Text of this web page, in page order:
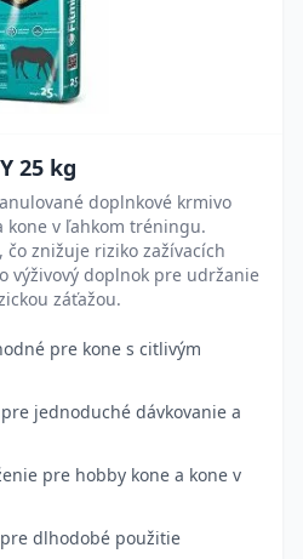
25 kg
doplnkové krmivo
kone v ľahkom tréningu.
čo znižuje riziko zažívacích
výživový doplnok pre udržanie
záťažou.
pre kone s citlivým
jednoduché dávkovanie a
pre hobby kone a kone v
dlhodobé použitie